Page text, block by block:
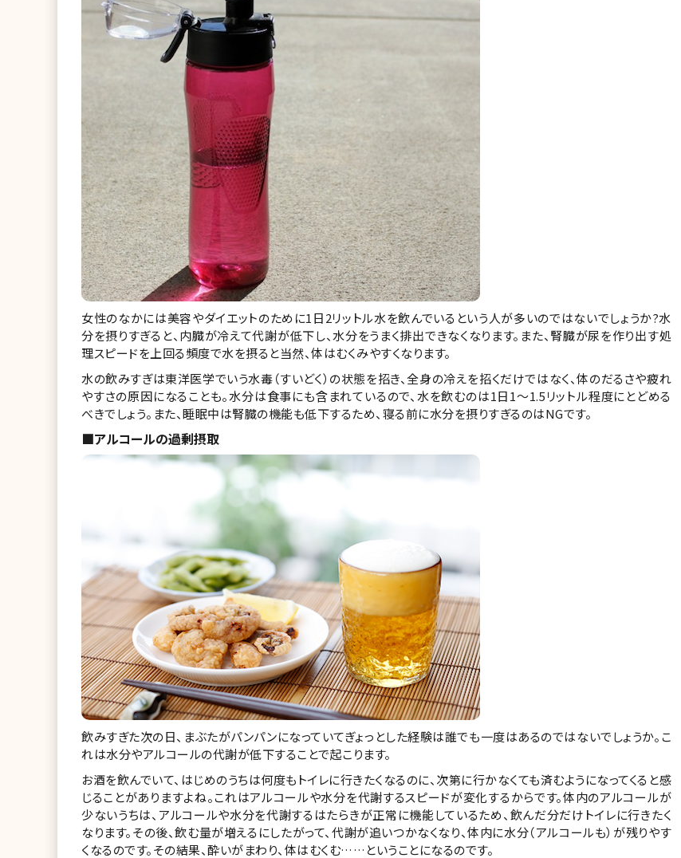
女性のなかには美容やダイエットのために1日2リットル水を飲んでいるという人が多いのではないでしょうか?水
分を摂りすぎると、内臓が冷えて代謝が低下し、水分をうまく排出できなくなります。また、腎臓が尿を作り出す処
理スピードを上回る頻度で水を摂ると当然、体はむくみやすくなります。
水の飲みすぎは東洋医学でいう水毒（すいどく）の状態を招き、全身の冷えを招くだけではなく、体のだるさや疲れ
やすさの原因になることも。水分は食事にも含まれているので、水を飲むのは1日1～1.5リットル程度にとどめる
べきでしょう。また、睡眠中は腎臓の機能も低下するため、寝る前に水分を摂りすぎるのはNGです。
■アルコールの過剰摂取
飲みすぎた次の日、まぶたがパンパンになっていてぎょっとした経験は誰でも一度はあるのではないでしょうか。こ
れは水分やアルコールの代謝が低下することで起こります。
お酒を飲んでいて、はじめのうちは何度もトイレに行きたくなるのに、次第に行かなくても済むようになってくると感
じることがありますよね。これはアルコールや水分を代謝するスピードが変化するからです。体内のアルコールが
少ないうちは、アルコールや水分を代謝するはたらきが正常に機能しているため、飲んだ分だけトイレに行きたく
なります。その後、飲む量が増えるにしたがって、代謝が追いつかなくなり、体内に水分（アルコールも）が残りやす
くなるのです。その結果、酔いがまわり、体はむくむ……ということになるのです。